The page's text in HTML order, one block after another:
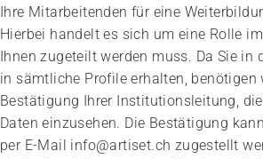
Ihre Mitarbeitenden für eine
Hierbei handelt es sich um eine Rolle im
Ihnen zugeteilt werden muss. Da Sie in
in sämtliche Profile erhalten,
Bestätigung Ihrer Institutionsleitung,
Daten einzusehen. Die Bestätigung
per E-Mail info@artiset.ch zugestellt